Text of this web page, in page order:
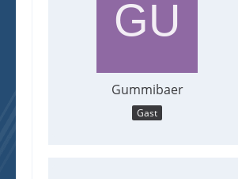
Gummibaer
Gast